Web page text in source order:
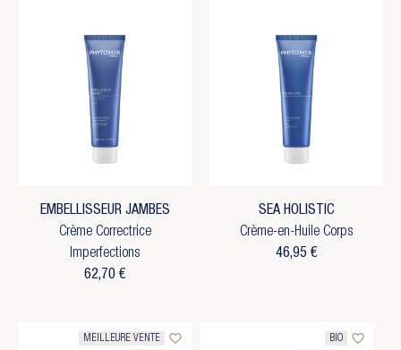
EMBELLISSEUR JAMBES
Crème Correctrice
Imperfections
62,70 €
SEA HOLISTIC
Crème-en-Huile Corps
46,95 €
MEILLEURE VENTE
favorite_border
BIO
favorite_border